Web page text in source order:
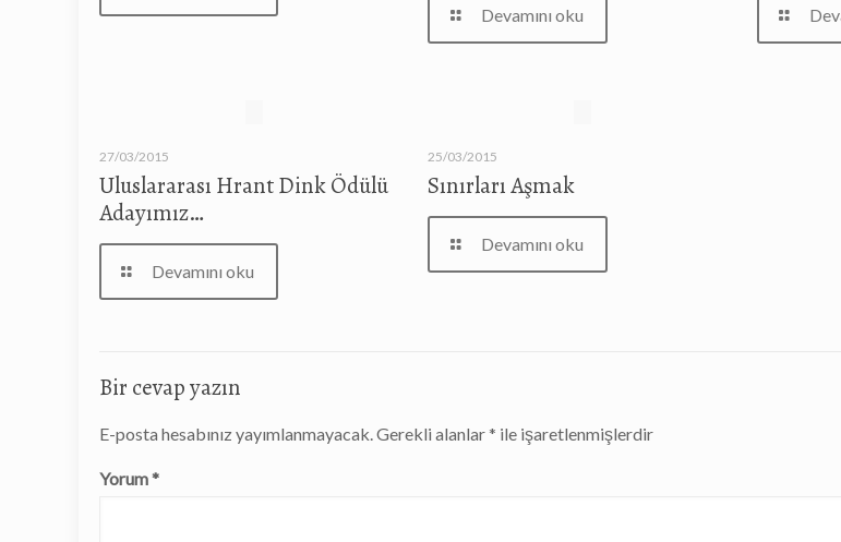
Devamını oku
27/03/2015
Uluslararası Hrant Dink Ödülü
Adayımız…
Devamını oku
25/03/2015
Sınırları Aşmak
Devamını oku
Bir cevap yazın
E-posta hesabınız yayımlanmayacak.Gerekli alanlar* ile işaretlenmişlerdir
Yorum*